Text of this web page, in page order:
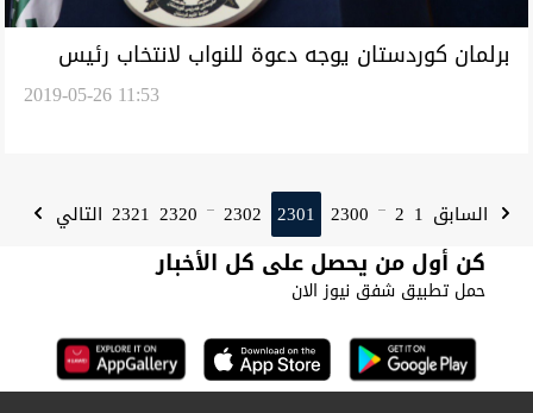
برلمان كوردستان يوجه دعوة للنواب لانتخاب رئيس
2019-05-26 11:53
السابق 1
2
...
2300
2301
2302
...
2320
2321 التالي
كن أول من يحصل على كل الأخبار
حمل تطبيق شفق نيوز الان